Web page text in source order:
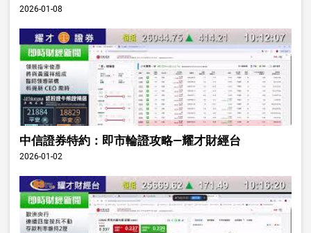
2026-01-08
中信證券特約：即市輪證攻略—耀才財經台
2026-01-02